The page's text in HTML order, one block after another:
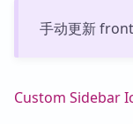
手动更新
Custom Sidebar